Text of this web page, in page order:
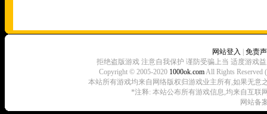
网站登入
免责
拒绝盗版游戏 注意自我保护 谨防受骗上当 适度游戏
Copyright © 2005-2020 1000ok.comAll Rights
本站所有游戏均来自网络版权归游戏业主所有,如果无意
*注释: 本站公布所有游戏信息,均来自互联
网站备